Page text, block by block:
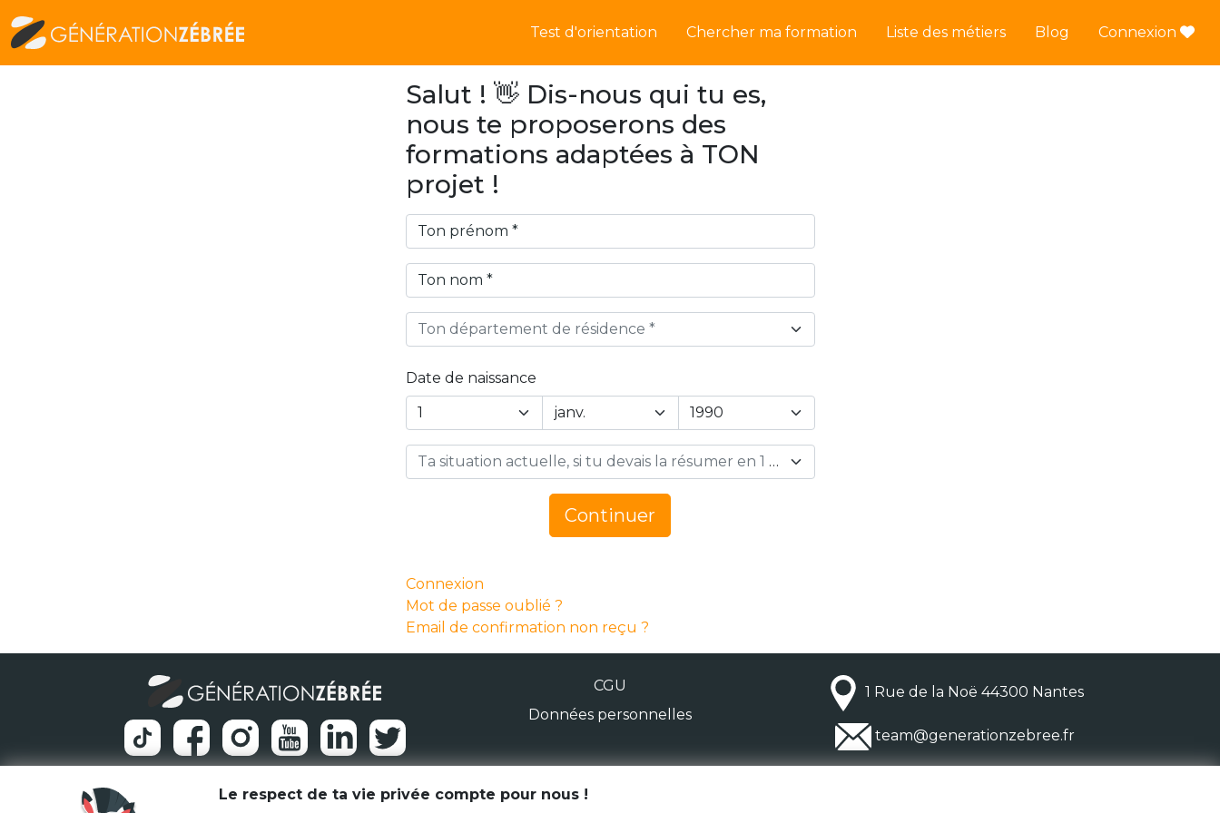
Test d'orientation Chercher ma formation Liste des métiers Blog Connexion
Salut ! 👋 Dis-nous qui tu es,
nous te proposerons des
formations adaptées à TON
projet !
Ton département de résidence *
Date de naissance
Year
Ta situation actuelle, si tu devais la résumer en 1 mot… *
Continuer
Connexion
Mot de passe oublié ?
Email de confirmation non reçu ?
CGU
Données personnelles
1 Rue de la Noë 44300 Nantes
team@generationzebree.fr
© Génération Zébrée 2026
Le respect de ta vie privée compte pour nous !